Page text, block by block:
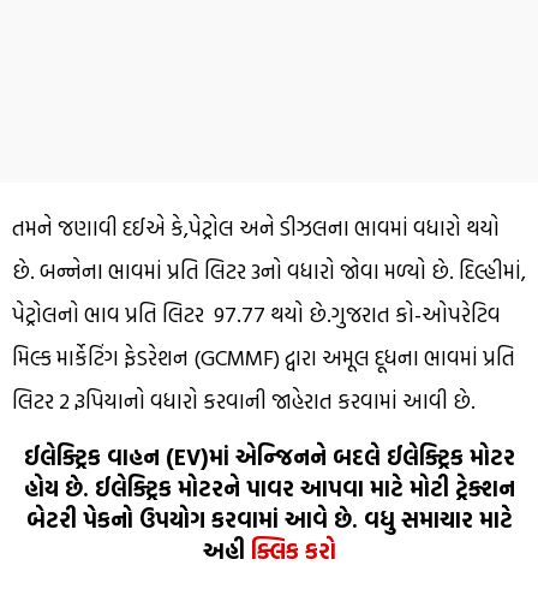
તમને જણાવી દઈએ કે,પેટ્રોલ અને ડીઝલના ભાવમાં વધારો થયો
છે. બન્નેના ભાવમાં પ્રતિ લિટર 3નો વધારો જોવા મળ્યો છે. દિલ્હીમાં,
પેટ્રોલનો ભાવ પ્રતિ લિટર 97.77 થયો છે.ગુજરાત કો-ઓપરેટિવ
મિલ્ક માર્કેટિંગ ફેડરેશન (GCMMF) દ્વારા અમૂલ દૂધના ભાવમાં પ્રતિ
લિટર 2 રૂપિયાનો વધારો કરવાની જાહેરાત કરવામાં આવી છે.
ઈલેક્ટ્રિક વાહન (EV)માં એન્જિનને બદલે ઈલેક્ટ્રિક મોટર
હોય છે. ઈલેક્ટ્રિક મોટરને પાવર આપવા માટે મોટી ટ્રેક્શન
બેટરી પેકનો ઉપયોગ કરવામાં આવે છે. વધુ સમાચાર માટે
અહી ક્લિક કરો